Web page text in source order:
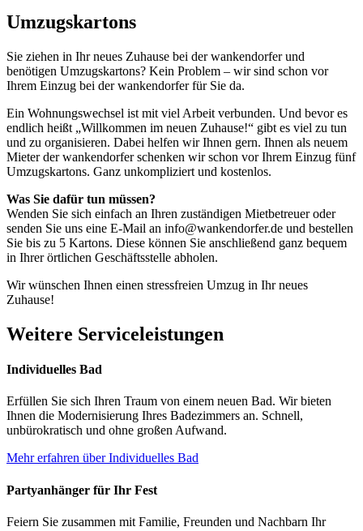
Umzugskartons
Sie ziehen in Ihr neues Zuhause bei der wankendorfer und
benötigen Umzugskartons? Kein Problem – wir sind schon vor
Ihrem Einzug bei der wankendorfer für Sie da.
Ein Wohnungswechsel ist mit viel Arbeit verbunden. Und bevor es
endlich heißt „Willkommen im neuen Zuhause!“ gibt es viel zu tun
und zu organisieren. Dabei helfen wir Ihnen gern. Ihnen als neuem
Mieter der wankendorfer schenken wir schon vor Ihrem Einzug fünf
Umzugskartons. Ganz unkompliziert und kostenlos.
Was Sie dafür tun müssen?
Wenden Sie sich einfach an Ihren zuständigen Mietbetreuer oder
senden Sie uns eine E-Mail an info@wankendorfer.de und bestellen
Sie bis zu 5 Kartons. Diese können Sie anschließend ganz bequem
in Ihrer örtlichen Geschäftsstelle abholen.
Wir wünschen Ihnen einen stressfreien Umzug in Ihr neues
Zuhause!
Weitere Serviceleistungen
Individuelles Bad
Erfüllen Sie sich Ihren Traum von einem neuen Bad. Wir bieten
Ihnen die Modernisierung Ihres Badezimmers an. Schnell,
unbürokratisch und ohne großen Aufwand.
Mehr erfahren über Individuelles Bad
Partyanhänger für Ihr Fest
Feiern Sie zusammen mit Familie, Freunden und Nachbarn Ihr